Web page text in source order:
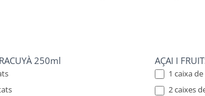
250ml AÇAI I
1 caixa
2 caixes